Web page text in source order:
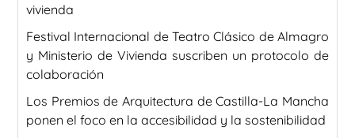
vivienda
Festival Internacional de Teatro Clásico de Almagro
y Ministerio de Vivienda suscriben un protocolo de
colaboración
Los Premios de Arquitectura de Castilla-La Mancha
ponen el foco en la accesibilidad y la sostenibilidad